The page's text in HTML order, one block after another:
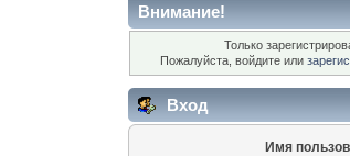
Внимание!
Только
Пожалуйста, войдите или
Вход
Имя